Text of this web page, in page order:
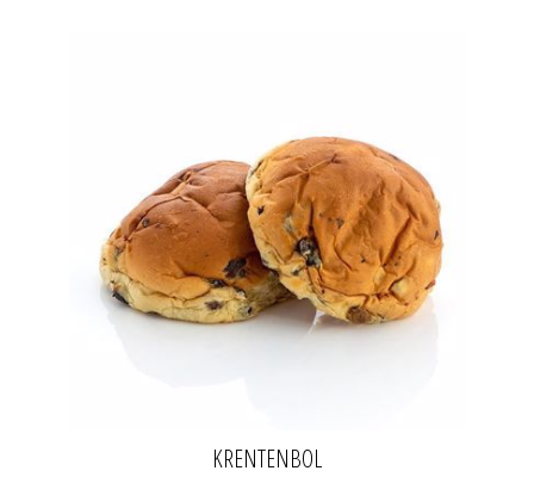
KRENTENBOL